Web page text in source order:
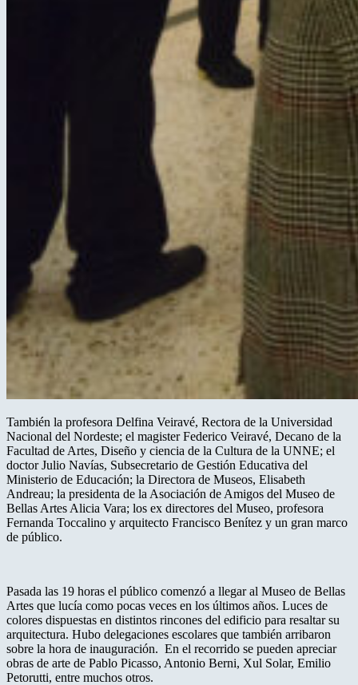
También la profesora Delfina Veiravé, Rectora de la Universidad
Nacional del Nordeste; el magister Federico Veiravé, Decano de la
Facultad de Artes, Diseño y ciencia de la Cultura de la UNNE; el
doctor Julio Navías, Subsecretario de Gestión Educativa del
Ministerio de Educación; la Directora de Museos, Elisabeth
Andreau; la presidenta de la Asociación de Amigos del Museo de
Bellas Artes Alicia Vara; los ex directores del Museo, profesora
Fernanda Toccalino y arquitecto Francisco Benítez y un gran marco
de público.
Pasada las 19 horas el público comenzó a llegar al Museo de Bellas
Artes que lucía como pocas veces en los últimos años. Luces de
colores dispuestas en distintos rincones del edificio para resaltar su
arquitectura. Hubo delegaciones escolares que también arribaron
sobre la hora de inauguración. En el recorrido se pueden apreciar
obras de arte de Pablo Picasso, Antonio Berni, Xul Solar, Emilio
Petorutti, entre muchos otros.